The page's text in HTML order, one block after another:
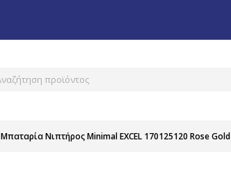
Μπαταρία Νιπτήρος Minimal EXCEL 170125120 Rose Gold